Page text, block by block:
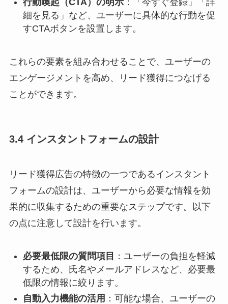
細を見る」など、ユーザーに具体的な行動を促
すCTAボタンを設置します。​
これらの要素を組み合わせることで、ユーザーの
エンゲージメントを高め、リード獲得につなげる
ことができます。​
3.4 インスタントフォームの設計
リード獲得広告の特徴の一つであるインスタント
フォームの設計は、ユーザーから必要な情報を効
果的に収集するための重要なステップです。以下
の点に注意して設計を行います。
必要最低限の質問項目
：​ユーザーの負担を軽減
するため、氏名やメールアドレスなど、必要最
低限の情報に絞ります。​
自動入力機能の活用 ：​可能な場合、ユーザーの